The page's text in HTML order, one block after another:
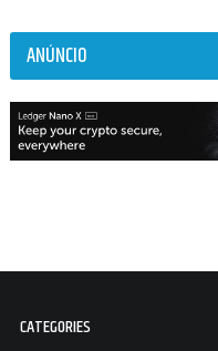
ANÚNCIO
CATEGORIES